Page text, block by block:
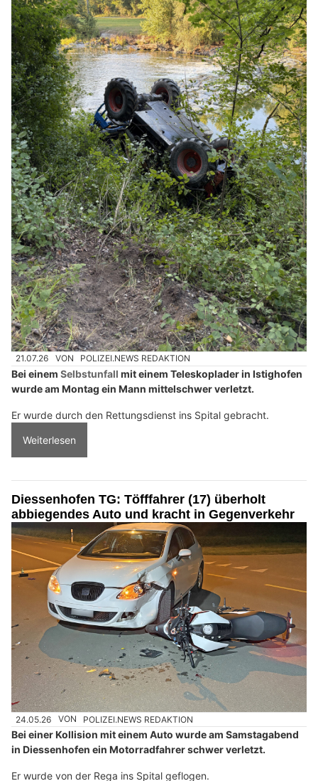
21.07.26 VON POLIZEI.NEWS REDAKTION
Bei einem Selbstunfall mit einem Teleskoplader in Istighofen
wurde am Montag ein Mann mittelschwer verletzt.
Er wurde durch den Rettungsdienst ins Spital gebracht.
Weiterlesen
Diessenhofen TG: Töfffahrer (17) überholt
abbiegendes Auto und kracht in Gegenverkehr
24.05.26 VON POLIZEI.NEWS REDAKTION
Bei einer Kollision mit einem Auto wurde am Samstagabend
in Diessenhofen ein Motorradfahrer schwer verletzt.
Er wurde von der Rega ins Spital geflogen.